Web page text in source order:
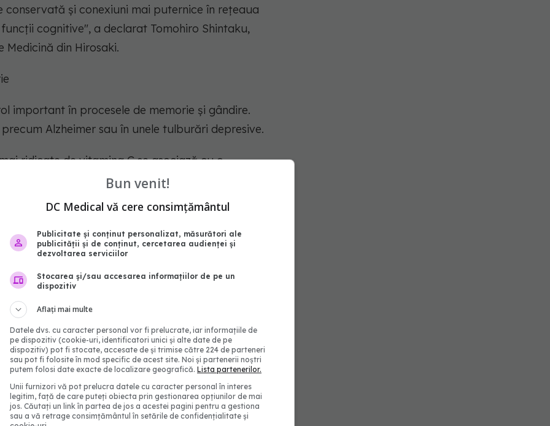
și conexiuni mai puternice în rețeaua
cognitive", a declarat Tomohiro Shintaku,
din Hirosaki.
important în procesele de memorie și gândire.
Alzheimer sau în unele tulburări depresive.
ridicate de vitamina C se asociază cu o
și rezultate
trebuie obținută din alimentație, deoarece
unor niveluri optime de vitamina C printr-o
de pădure, roșii și legume verzi, poate
de a susține sănătatea creierului odată cu
Bun venit!
DC Medical vă cere consimțământul
Publicitate și conținut personalizat, măsurători ale
publicității și de conținut, cercetarea audienței și
dezvoltarea serviciilor
Stocarea și/sau accesarea informațiilor de pe un
dispozitiv
Aflați mai multe
Datele dvs. cu caracter personal vor fi prelucrate, iar informațiile de
pe dispozitiv (cookie-uri, identificatori unici și alte date de pe
dispozitiv) pot fi stocate, accesate de și trimise către 224 de parteneri
sau pot fi folosite în mod specific de acest site. Noi și partenerii noștri
putem folosi date exacte de localizare geografică. Lista partenerilor.
Unii furnizori vă pot prelucra datele cu caracter personal în interes
legitim, față de care puteți obiecta prin gestionarea opțiunilor de mai
jos. Căutați un link în partea de jos a acestei pagini pentru a gestiona
sau a vă retrage consimțământul în setările de confidențialitate și